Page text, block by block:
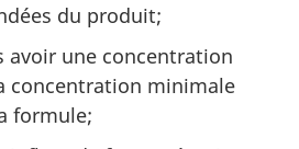
du produit;
avoir une concentration
concentration minimale
formule;